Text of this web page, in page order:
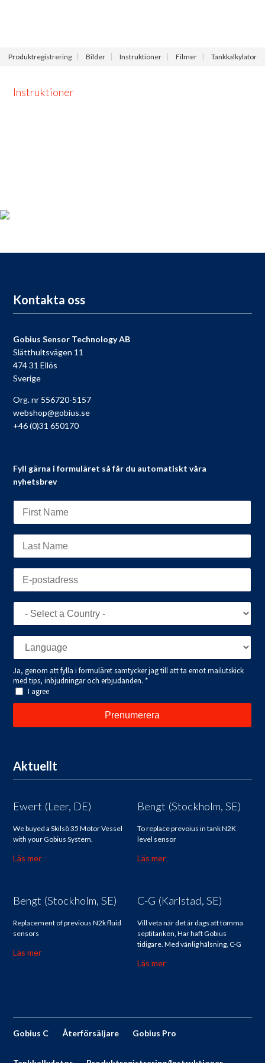
Produktregistrering Bilder Instruktioner Filmer Tankkalkylator
Instruktioner
Kontakta oss
Gobius Sensor Technology AB
Slätthultsvägen 11
474 31 Ellös
Sverige
Org. nr 556720-5157
webshop@gobius.se
+46 (0)31 650170
Fyll gärna i formuläret så får du automatiskt våra
nyhetsbrev
Aktuellt
Ewert (Leer, DE)
We buyed a Skilsö 35 Motor Vessel
with your Gobius System.
Läs mer
Bengt (Stockholm, SE)
To replace prevoius in tank N2K
level sensor
Läs mer
Bengt (Stockholm, SE)
Replacement of previous N2k fluid
sensors
Läs mer
C-G (Karlstad, SE)
Vill veta när det är dags att tömma
septitanken, Har haft Gobius
tidigare. Med vänlig hälsning, C-G
Läs mer
Gobius C Återförsäljare Gobius Pro